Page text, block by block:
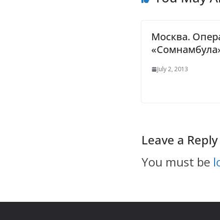
Москва.
July 2, 2013
Leave a Reply
You must be